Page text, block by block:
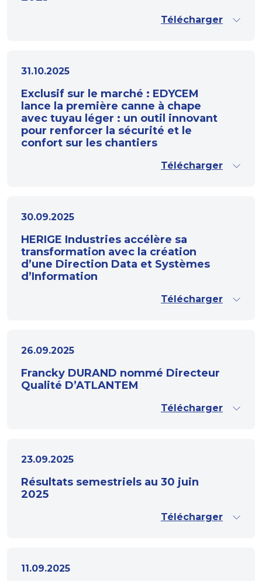
Télécharger
31.10.2025
Exclusif sur le marché : EDYCEM
lance la première canne à chape
avec tuyau léger : un outil innovant
pour renforcer la sécurité et le
confort sur les chantiers
Télécharger
30.09.2025
HERIGE Industries accélère sa
transformation avec la création
d’une Direction Data et Systèmes
d’Information
Télécharger
26.09.2025
Francky DURAND nommé Directeur
Qualité D’ATLANTEM
Télécharger
23.09.2025
Résultats semestriels au 30 juin
2025
Télécharger
11.09.2025